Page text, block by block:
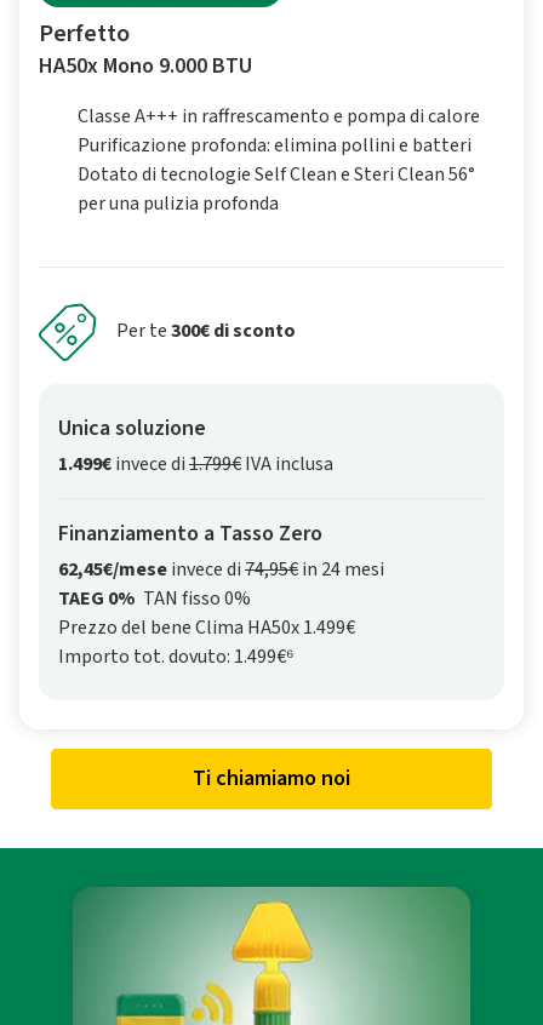
Perfetto
HA50x Mono 9.000 BTU
Classe A+++ in raffrescamento e pompa di calore
Purificazione profonda: elimina pollini e batteri
Dotato di tecnologie Self Clean e Steri Clean 56°
per una pulizia profonda
Per te300€ di sconto
Unica soluzione
1.499€invece di1.799€IVA inclusa
Finanziamento a Tasso Zero
62,45€/meseinvece di74,95€in 24 mesi
TAEG 0% TAN fisso 0%
Prezzo del bene Clima HA50x 1.499€
Importo tot. dovuto: 1.499€⁶
Ti chiamiamo noi